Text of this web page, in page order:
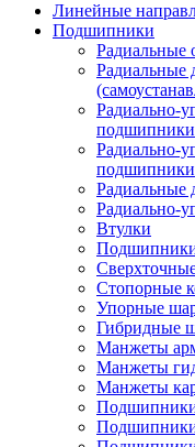
Линейные
Подшипники
Радиальные
Радиальные
Радиально-
подшипники
Радиально-
подшипники
Радиальные
Радиально-
Втулки
Подшипники
Стопорные
Упорные
Гибридные
Манжеты
Манжеты
Манжеты